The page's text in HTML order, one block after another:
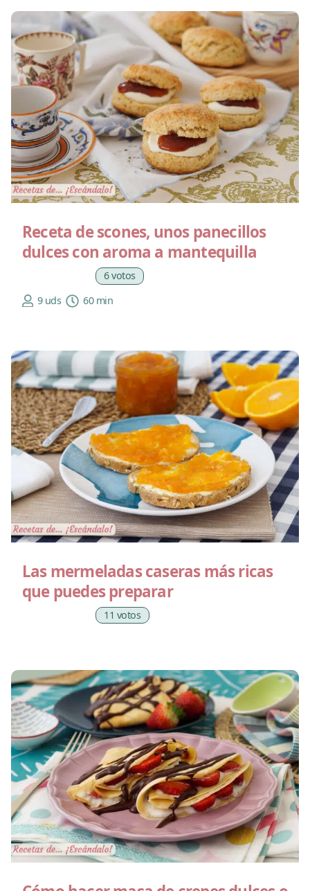
Receta de scones, unos panecillos
dulces con aroma a mantequilla
6 votos
9 uds
60 min
Las mermeladas caseras más ricas
que puedes preparar
11 votos